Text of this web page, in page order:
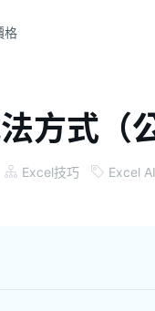
格
方式（
Excel技巧 Excel AI